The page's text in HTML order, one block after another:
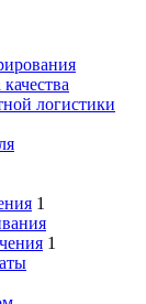
логистики
1
1